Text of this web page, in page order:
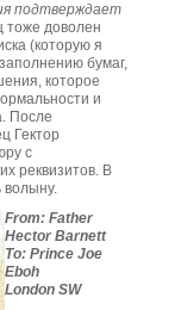
подтверждает
тоже доволен
(которую я
бумаг,
которое
и
После
Гектор
с
реквизитов. В
волыну.
From: Father
Hector Barnett
To: Prince Joe
Eboh
London SW